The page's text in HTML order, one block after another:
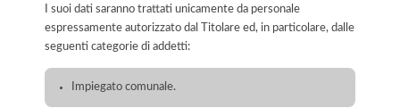
I suoi dati saranno trattati unicamente da personale
espressamente autorizzato dal Titolare ed, in particolare, dalle
seguenti categorie di addetti:
Impiegato comunale.